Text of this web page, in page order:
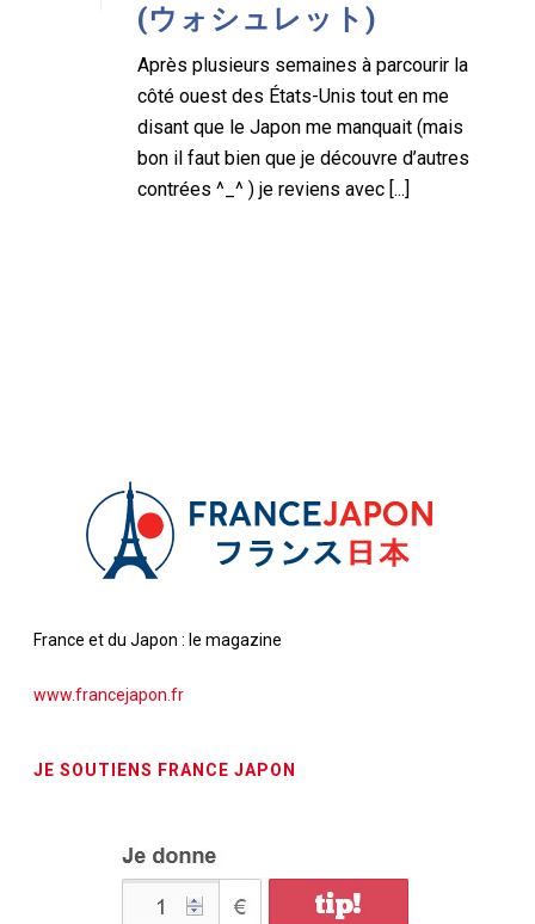
(ウォシュレット)
Après plusieurs semaines à parcourir la
côté ouest des États-Unis tout en me
disant que le Japon me manquait (mais
bon il faut bien que je découvre d’autres
contrées ^_^ ) je reviens avec [...]
France et du Japon : le magazine
www.francejapon.fr
JE SOUTIENS FRANCE JAPON